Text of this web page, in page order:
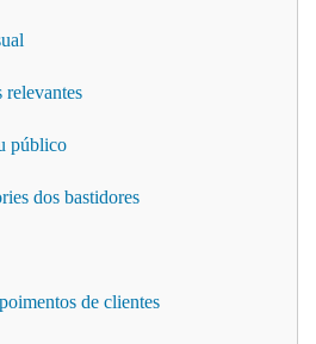
relevantes
público
dos bastidores
de clientes